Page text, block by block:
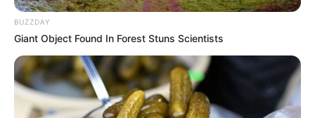
BUZZDAY
Giant Object Found In Forest Stuns Scientists